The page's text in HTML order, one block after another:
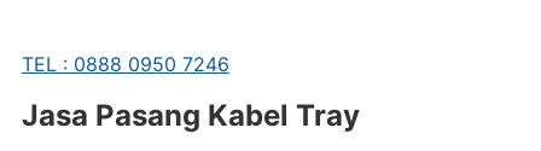
TEL : 0888 0950 7246
Jasa Pasang Kabel Tray